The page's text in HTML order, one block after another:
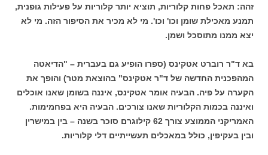
זהה: תאכל פחות קלוריות, תוציא יותר קלוריות על פעילות גופנית,
תמנע מאכילת שומן וכו' וכו'. מי לא מכיר את הסיפור הזה. מי לא
יצא ממנו מתוסכל ושמן.
בא ד"ר רוברט אטקינס (ספרו הופיע גם בעברית – "הדיאטה
המהפכנית החדשה של ד"ר אטקינס" בהוצאת מטר) והופך את
הקערה על פיה. הבעיה אומר אטקינס, איננה בשומן שאנו אוכלים
ואיננה בכמות הקלוריות שאנו צורכים. הבעיה היא בפחמימות.
האמריקני הממוצע צורך 62 קילוגרם סוכר בשנה – בין במישרין
ובין בעקיפין, כולל במאכלים תעשייתיים דלי קלוריות.